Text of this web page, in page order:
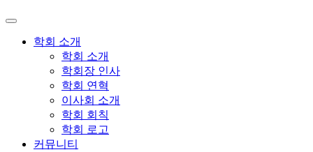
학회 소개
학회 소개
학회장 인사
학회 연혁
이사회 소개
학회 회칙
학회 로고
커뮤니티